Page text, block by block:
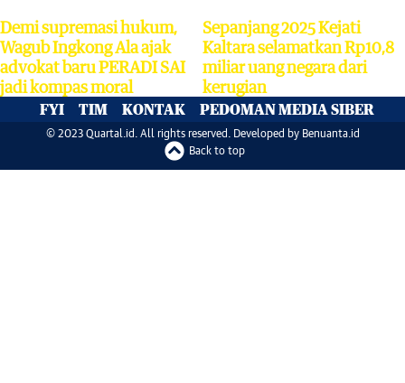
Demi supremasi hukum,
Wagub Ingkong Ala ajak
advokat baru PERADI SAI
jadi kompas moral
Sepanjang 2025 Kejati
Kaltara selamatkan Rp10,8
miliar uang negara dari
kerugian
FYI TIM KONTAK PEDOMAN MEDIA SIBER
© 2023 Quartal.id. All rights reserved. Developed by Benuanta.id
Back to top